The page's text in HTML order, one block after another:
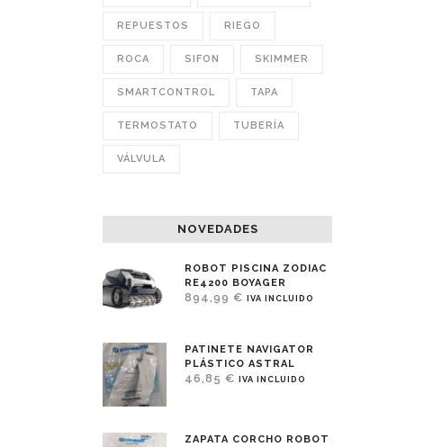
REPUESTOS RIEGO
ROCA SIFON SKIMMER
SMARTCONTROL TAPA
TERMOSTATO TUBERÍA
VÁLVULA
NOVEDADES
ROBOT PISCINA ZODIAC
RE4200 BOYAGER
894,99 € IVA INCLUIDO
PATINETE NAVIGATOR
PLÁSTICO ASTRAL
46,85 € IVA INCLUIDO
ZAPATA CORCHO ROBOT